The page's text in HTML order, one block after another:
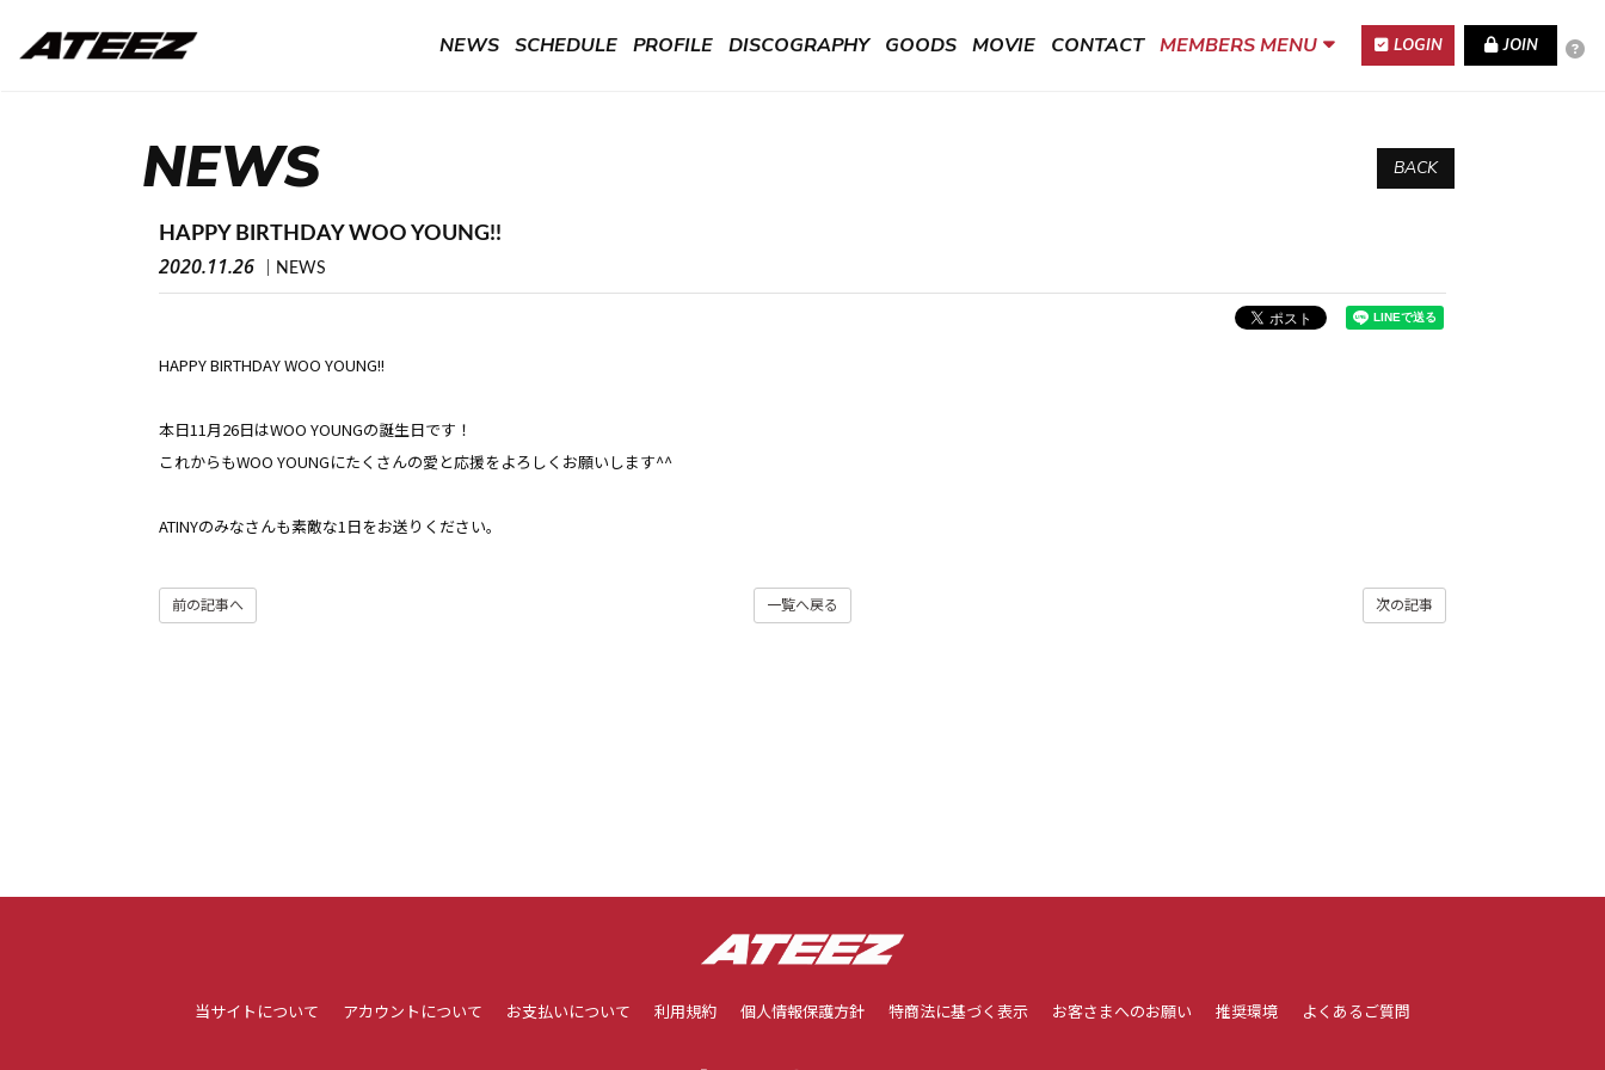
NEWS SCHEDULE PROFILE DISCOGRAPHY GOODS MOVIE CONTACT MEMBERS MENU LOGIN JOIN
NEWS BACK
HAPPY BIRTHDAY WOO YOUNG!!
2020.11.26 NEWS
HAPPY BIRTHDAY WOO YOUNG!!
本日11月26日はWOO YOUNGの誕生日です！
これからもWOO YOUNGにたくさんの愛と応援をよろしくお願いします^^
ATINYのみなさんも素敵な1日をお送りください。
次の記事
一覧へ戻る
前の記事へ
当サイトについて アカウントについて お支払いについて 利用規約 個人情報保護方針 特商法に基づく表示 お客さまへのお願い 推奨環境 よくあるご質問